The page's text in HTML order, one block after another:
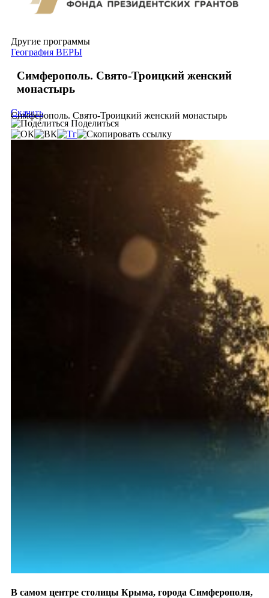
Другие программы
География ВЕРЫ
Симферополь. Свято-Троицкий женский
монастырь
Симферополь. Свято-Троицкий женский монастырь
Скачать
Поделиться
В самом центре столицы Крыма, города Симферополя,